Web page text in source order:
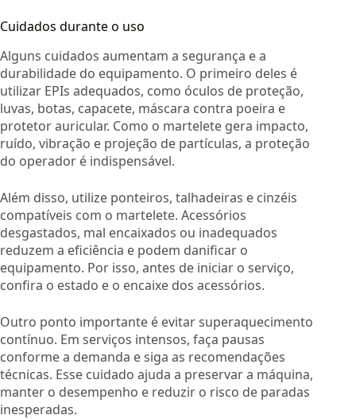
Cuidados durante o uso
Alguns cuidados aumentam a segurança e a
durabilidade do equipamento. O primeiro deles é
utilizar EPIs adequados, como óculos de proteção,
luvas, botas, capacete, máscara contra poeira e
protetor auricular. Como o martelete gera impacto,
ruído, vibração e projeção de partículas, a proteção
do operador é indispensável.
Além disso, utilize ponteiros, talhadeiras e cinzéis
compatíveis com o martelete. Acessórios
desgastados, mal encaixados ou inadequados
reduzem a eficiência e podem danificar o
equipamento. Por isso, antes de iniciar o serviço,
confira o estado e o encaixe dos acessórios.
Outro ponto importante é evitar superaquecimento
contínuo. Em serviços intensos, faça pausas
conforme a demanda e siga as recomendações
técnicas. Esse cuidado ajuda a preservar a máquina,
manter o desempenho e reduzir o risco de paradas
inesperadas.